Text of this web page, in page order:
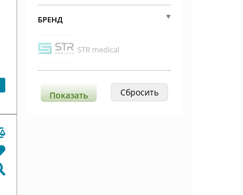
БРЕНД
STR medical